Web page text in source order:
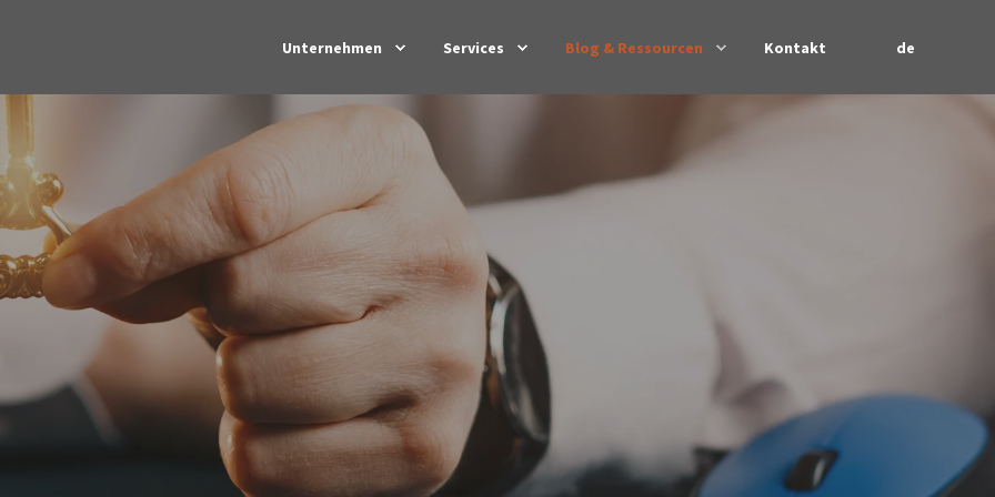
Unternehmen Services Blog & Ressourcen Kontakt de